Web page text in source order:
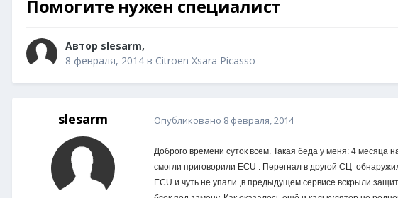
Помогите нужен специалист
Автор slesarm,
8 февраля, 2014 в Citroen Xsara Picasso
slesarm Опубликовано 8 февраля, 2014
Доброго времени суток всем. Такая беда у меня: 4 месяца
смогли приговорили ECU . Перегнал в другой СЦ
ECU и чуть не упали ,в предыдущем сервисе вскрыли